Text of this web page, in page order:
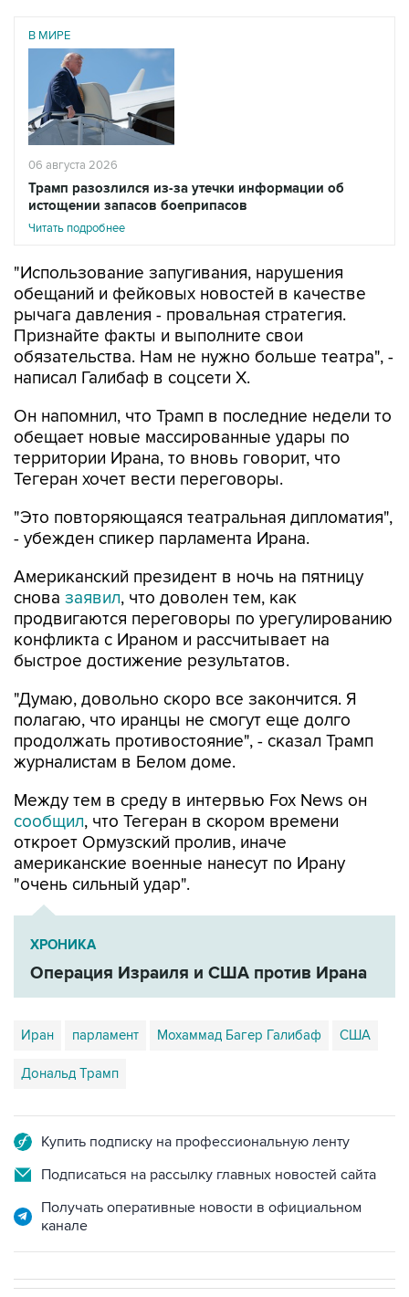
В МИРЕ
06 августа 2026
Трамп разозлился из-за утечки информации об
истощении запасов боеприпасов
Читать подробнее
"Использование запугивания, нарушения
обещаний и фейковых новостей в качестве
рычага давления - провальная стратегия.
Признайте факты и выполните свои
обязательства. Нам не нужно больше театра", -
написал Галибаф в соцсети X.
Он напомнил, что Трамп в последние недели то
обещает новые массированные удары по
территории Ирана, то вновь говорит, что
Тегеран хочет вести переговоры.
"Это повторяющаяся театральная дипломатия",
- убежден спикер парламента Ирана.
Американский президент в ночь на пятницу
снова заявил, что доволен тем, как
продвигаются переговоры по урегулированию
конфликта с Ираном и рассчитывает на
быстрое достижение результатов.
"Думаю, довольно скоро все закончится. Я
полагаю, что иранцы не смогут еще долго
продолжать противостояние", - сказал Трамп
журналистам в Белом доме.
Между тем в среду в интервью Fox News он
сообщил, что Тегеран в скором времени
откроет Ормузский пролив, иначе
американские военные нанесут по Ирану
"очень сильный удар".
ХРОНИКА
Операция Израиля и США против Ирана
Иран парламент Мохаммад Багер Галибаф США
Дональд Трамп
Купить подписку на профессиональную ленту
Подписаться на рассылку главных новостей сайта
Получать оперативные новости в официальном
канале